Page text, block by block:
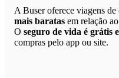
A Buser oferece viagens
mais baratas em relação
O seguro de vida é grátis
compras pelo app ou site.